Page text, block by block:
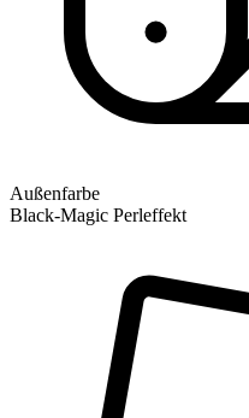
Außenfarbe
Black-Magic Perleffekt